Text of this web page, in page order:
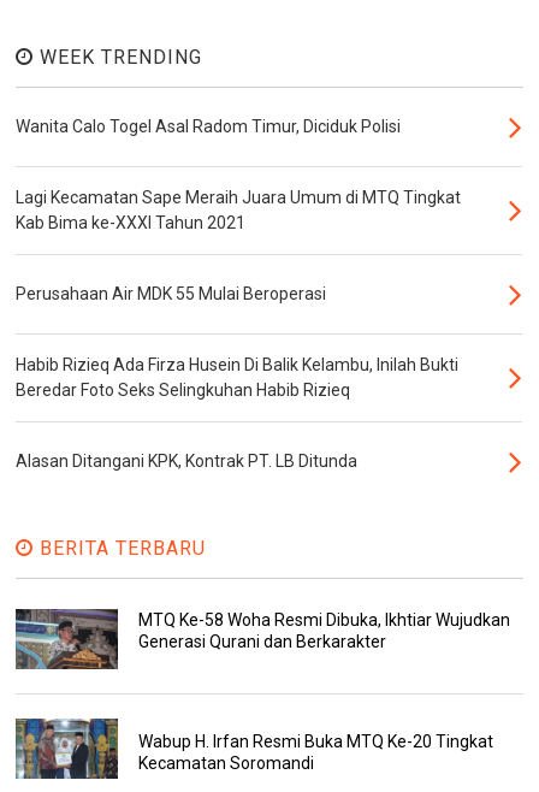
WEEK TRENDING
Wanita Calo Togel Asal Radom Timur, Diciduk Polisi
Lagi Kecamatan Sape Meraih Juara Umum di MTQ Tingkat
Kab Bima ke-XXXI Tahun 2021
Perusahaan Air MDK 55 Mulai Beroperasi
Habib Rizieq Ada Firza Husein Di Balik Kelambu, Inilah Bukti
Beredar Foto Seks Selingkuhan Habib Rizieq
Alasan Ditangani KPK, Kontrak PT. LB Ditunda
BERITA TERBARU
MTQ Ke-58 Woha Resmi Dibuka, Ikhtiar Wujudkan
Generasi Qurani dan Berkarakter
Wabup H. Irfan Resmi Buka MTQ Ke-20 Tingkat
Kecamatan Soromandi